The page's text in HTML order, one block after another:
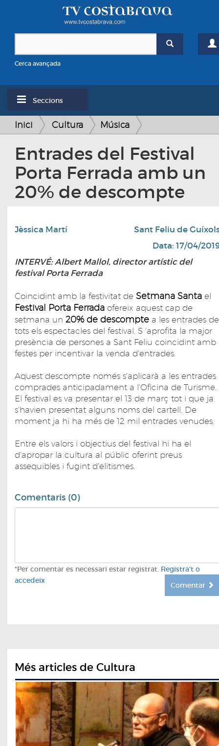
Cerca avançada
Seccions
Inici Cultura Música
Entrades del Festival
Porta Ferrada amb un
20% de descompte
Jèssica Martí
Sant Feliu de
Data: 17/04/
INTERVÉ: Albert Mallol, director artístic del
festival Porta Ferrada
Coincidint amb la festivitat de Setmana Santa el
Festival Porta Ferrada ofereix aquest cap de
setmana un 20% de descompte a les entrades de
tots els espectacles del festival. S 'aprofita la major
presència de persones a Sant Feliu coincidint amb
festes per incentivar la venda d'entrades.
Aquest descompte només s'aplicarà a les entrades
comprades anticipadament a l'Oficina de Turisme.
El festival es va presentar el 13 de març tot i que ja
s'havien presentat alguns noms del cartell. De
moment ja hi ha més de 12 mil entrades venudes.
Entre els valors i objectius del festival hi ha el
d'apropar la cultura al públic oferint preus
assequibles i fugint d'elitismes.
Comentaris (0)
*Per comentar es necessari estar registrat. Registra't o
accedeix
Comentar
Més articles de Cultura